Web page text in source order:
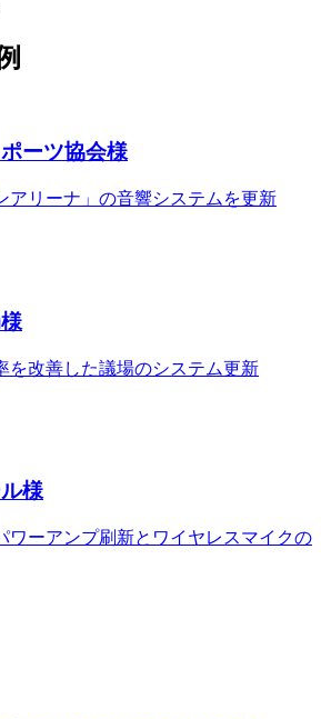
ーツ協会様
アリーナ」の音響システムを更新
を改善した議場のシステム更新
様
ワーアンプ刷新とワイヤレスマイクの